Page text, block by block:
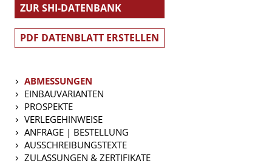
ZUR SHI-DATENBANK
PDF DATENBLATT ERSTELLEN
ABMESSUNGEN
EINBAUVARIANTEN
PROSPEKTE
VERLEGEHINWEISE
ANFRAGE | BESTELLUNG
AUSSCHREIBUNGSTEXTE
ZULASSUNGEN & ZERTIFIKATE